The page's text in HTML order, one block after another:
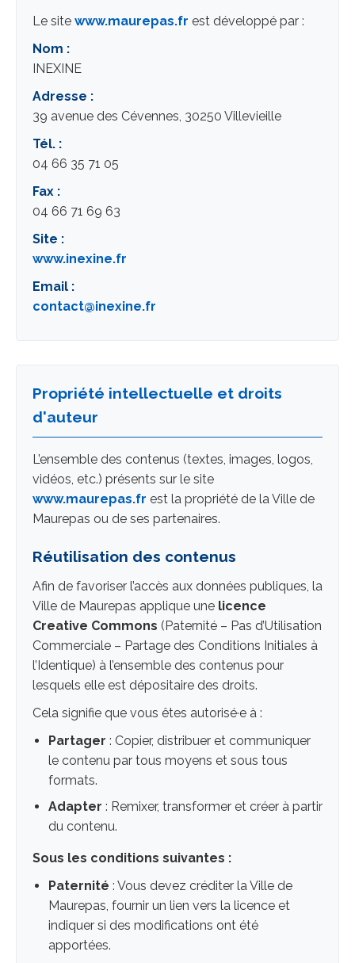
Le site www.maurepas.fr est développé par :
Nom :
INEXINE
Adresse :
39 avenue des Cévennes, 30250 Villevieille
Tél. :
04 66 35 71 05
Fax :
04 66 71 69 63
Site :
www.inexine.fr
Email :
contact@inexine.fr
Propriété intellectuelle et droits
d'auteur
L’ensemble des contenus (textes, images, logos,
vidéos, etc.) présents sur le site
www.maurepas.fr est la propriété de la Ville de
Maurepas ou de ses partenaires.
Réutilisation des contenus
Afin de favoriser l’accès aux données publiques, la
Ville de Maurepas applique une licence
Creative Commons (Paternité – Pas d’Utilisation
Commerciale – Partage des Conditions Initiales à
l’Identique) à l’ensemble des contenus pour
lesquels elle est dépositaire des droits.
Cela signifie que vous êtes autorisé·e à :
Partager : Copier, distribuer et communiquer
le contenu par tous moyens et sous tous
formats.
Adapter : Remixer, transformer et créer à partir
du contenu.
Sous les conditions suivantes :
Paternité : Vous devez créditer la Ville de
Maurepas, fournir un lien vers la licence et
indiquer si des modifications ont été
apportées.